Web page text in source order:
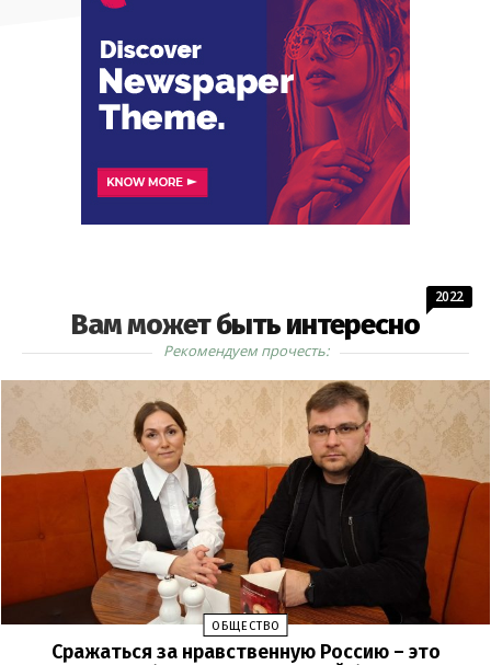
Вам может быть интересно
2022
Рекомендуем прочесть:
ОБЩЕСТВО
Сражаться за нравственную Россию – это